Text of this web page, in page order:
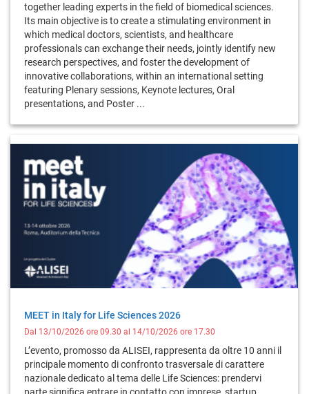
together leading experts in the field of biomedical sciences.
Its main objective is to create a stimulating environment in
which medical doctors, scientists, and healthcare
professionals can exchange their needs, jointly identify new
research perspectives, and foster the development of
innovative collaborations, within an international setting
featuring Plenary sessions, Keynote lectures, Oral
presentations, and Poster ...
MEET in Italy for Life Sciences 2026
Dal 13/10/2026 ore 09.30 al 14/10/2026 ore 17.30
L’evento, promosso da ALISEI, rappresenta da oltre 10 anni il
principale momento di confronto trasversale di carattere
nazionale dedicato al tema delle Life Sciences: prendervi